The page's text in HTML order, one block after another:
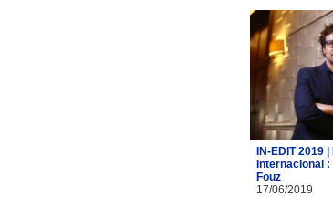
IN-EDIT 2019
Internacional
Fouz
17/06/2019